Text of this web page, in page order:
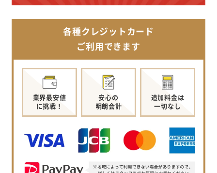
各種クレジットカード
ご利用できます
業界最安値
に挑戦！
安心の
明朗会計
追加料金は
一切なし